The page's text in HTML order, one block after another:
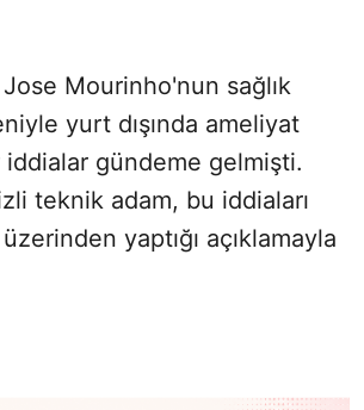
Mourinho'nun sağlık
yurt dışında ameliyat
iddialar gündeme gelmişti.
teknik adam, bu iddiaları
yaptığı açıklamayla